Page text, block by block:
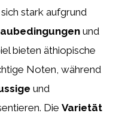
stark aufgrund
und
bieten äthiopische
Noten, während
und
Die Varietät